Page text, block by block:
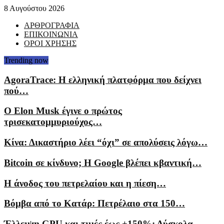
8 Αυγούστου 2026
ΑΡΘΡΟΓΡΑΦΙΑ
ΕΠΙΚΟΙΝΩΝΙΑ
ΟΡΟΙ ΧΡΗΣΗΣ
Trending now
AgoraTrace: Η ελληνική πλατφόρμα που δείχνει
πού…
Ο Elon Musk έγινε ο πρώτος
τρισεκατομμυριούχος…
Κίνα: Δικαστήριο λέει “όχι” σε απολύσεις λόγω…
Bitcoin σε κίνδυνο; Η Google βλέπει κβαντική…
Η άνοδος του πετρελαίου και η πίεση…
Βόμβα από το Κατάρ: Πετρέλαιο στα 150…